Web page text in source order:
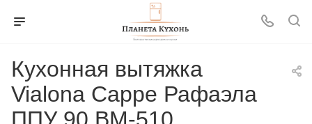
Кухонная вытяжка
Vialona Cappe Рафаэла